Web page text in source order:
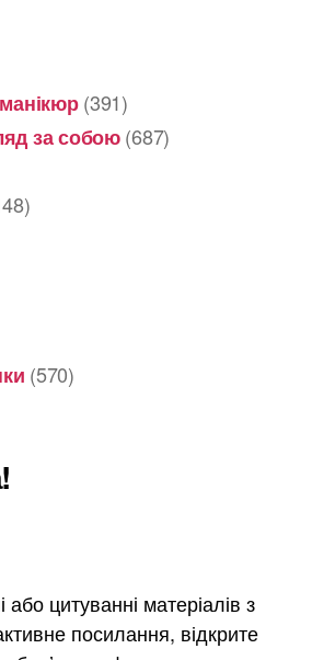
(391)
за собою(687)
(570)
цитуванні матеріалів з
посилання, відкрите